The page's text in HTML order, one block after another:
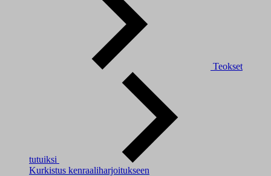
Teokset
tutuiksi
Kurkistus kenraaliharjoitukseen